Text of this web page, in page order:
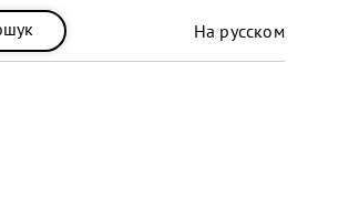
На русском